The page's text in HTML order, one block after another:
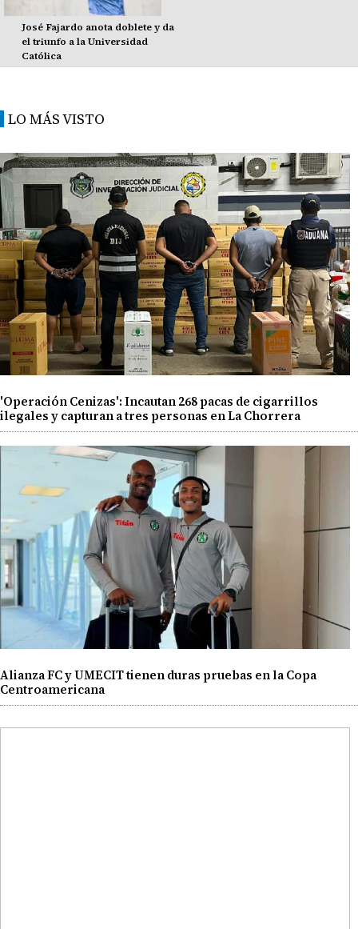
José Fajardo anota doblete y da
el triunfo a la Universidad
Católica
LO MÁS VISTO
'Operación Cenizas': Incautan 268 pacas de cigarrillos
ilegales y capturan a tres personas en La Chorrera
Alianza FC y UMECIT tienen duras pruebas en la Copa
Centroamericana